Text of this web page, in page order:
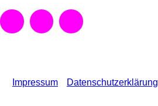
Impressum Datenschutzerklärung